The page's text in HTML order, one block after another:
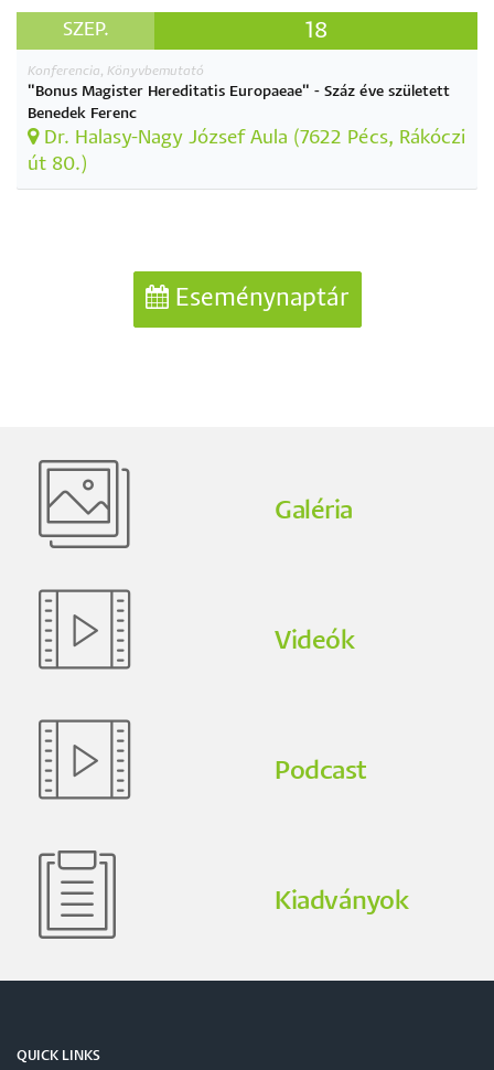
SZEP. 18
Konferencia, Könyvbemutató
"Bonus Magister Hereditatis Europaeae" - Száz éve született
Benedek Ferenc
Dr. Halasy-Nagy József Aula (7622 Pécs, Rákóczi
út 80.)
Eseménynaptár
Galéria
Videók
Podcast
Kiadványok
QUICK LINKS